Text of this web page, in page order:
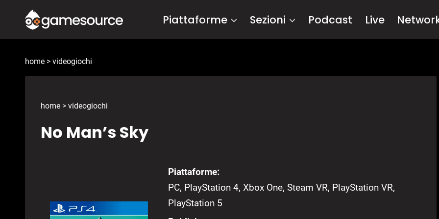
contenuto
Piattaforme Sezioni Podcast Live
home > videogiochi
home > videogiochi
No Man’s Sky
Piattaforme:
PC, PlayStation 4, Xbox One, Steam VR, PlayStation VR,
PlayStation 5